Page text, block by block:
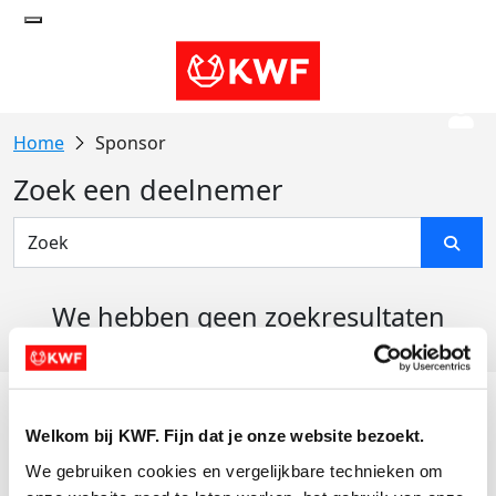
Welkom bij KWF. Fijn dat je onze website bezoekt.
We gebruiken cookies en vergelijkbare technieken om
Sponsor
Zoek een deelnemer
We hebben geen zoekresultaten
Actiematerialen
Evenementen